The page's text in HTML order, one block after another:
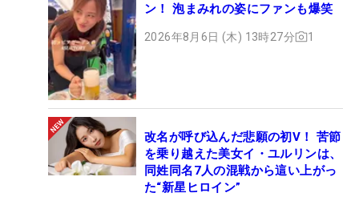
ン！ 泡まみれの姿にファンも爆笑
2026年8月6日 (木) 13時27分 1
改名が呼び込んだ悲願の初V！ 苦節
を乗り越えた美女イ・ユルリンは、
同姓同名7人の混戦から這い上がっ
た“新星ヒロイン”